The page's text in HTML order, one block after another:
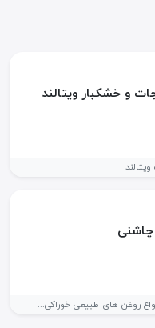
و خشکبار ویتالند
چاشنی
روغن های طبیعی خوراکی...